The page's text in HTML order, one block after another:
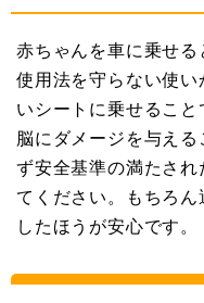
赤ちゃんを車に乗せ
使用法を守らない使
いシートに乗せるこ
脳にダメージを与え
ず安全基準の満たさ
てください。もちろ
したほうが安心です。